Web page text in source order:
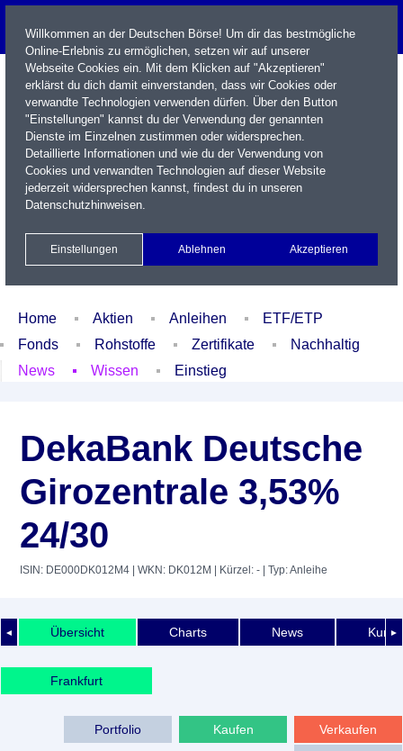
Name / WKN / ISIN / Kürzel
Xetra Realtime
Watchlist Portfolio Login
Home Aktien Anleihen
ETF/ETP
Fonds
Rohstoffe Zertifikate
Nachhaltig
News
Wissen Einstieg
DekaBank Deutsche
Girozentrale 3,53%
24/30
ISIN: DE000DK012M4 | WKN: DK012M | Kürzel: - | Typ: Anleihe
◄ ►
Übersicht Charts News
Frankfurt
Verkaufen
Kaufen
Portfolio
Willkommen an der Deutschen Börse! Um dir das bestmögliche
Online-Erlebnis zu ermöglichen, setzen wir auf unserer
Webseite Cookies ein. Mit dem Klicken auf "Akzeptieren"
erklärst du dich damit einverstanden, dass wir Cookies oder
verwandte Technologien verwenden dürfen. Über den Button
"Einstellungen" kannst du der Verwendung der genannten
Dienste im Einzelnen zustimmen oder widersprechen.
Detaillierte Informationen und wie du der Verwendung von
Cookies und verwandten Technologien auf dieser Website
jederzeit widersprechen kannst, findest du in unseren
Datenschutzhinweisen.
Einstellungen Ablehnen Akzeptieren